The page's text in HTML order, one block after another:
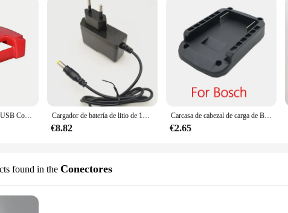
Adaptador de cargador USB Compatible con batería Milwaukee M18 de 18V, puerto de salida Dual con interfaz de carga USB y Tipo C Cargador de batería de litio de 12,6 V, 1A, 3S, 3,7 V, CC: 5,5x2,1mm, 12V, adaptador de corriente portátil, destornillador, accesorios para herramientas, nuevo
€8.82
Carcasa de cabezal de carga de Base de convertidor de adaptador DIY para Makita, DeWalt, Bosch, Milwaukee, Conector de batería de litio de 18V
€2.65
found in the Conectores